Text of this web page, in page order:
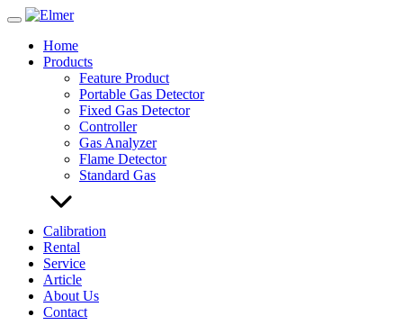
Skip
contentHome
Products
Feature Product
Portable Gas Detector
Fixed Gas Detector
Controller
Gas Analyzer
Flame Detector
Standard Gas
Calibration
Rental
Service
Article
About Us
Contact